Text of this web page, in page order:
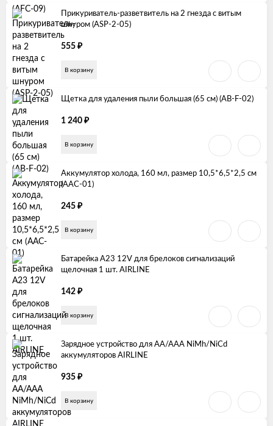
Прикуриватель-разветвитель на 2 гнезда с витым
шнуром (ASP-2-05)
555 ₽
В корзину
Щетка для удаления пыли большая (65 см) (AB-F-02)
1 240 ₽
В корзину
Аккумулятор холода, 160 мл, размер 10,5*6,5*2,5 см
(AAC-01)
245 ₽
В корзину
Батарейка A23 12V для брелоков сигнализаций
щелочная 1 шт. AIRLINE
142 ₽
В корзину
Зарядное устройство для AA/AAA NiMh/NiCd
аккумуляторов AIRLINE
935 ₽
В корзину